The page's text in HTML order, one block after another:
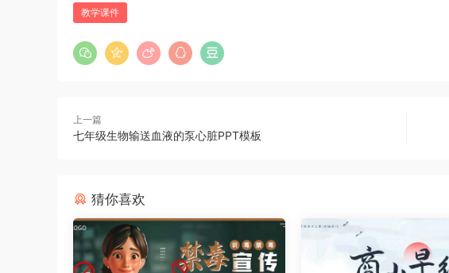
教学课件
上一篇
七年级生物输送血液的泵心脏PPT模板
猜你喜欢